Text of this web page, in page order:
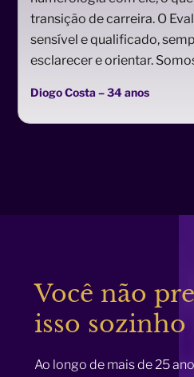
transição de carreira. O
sensível e qualificado,
esclarecer e orientar.
Diogo Costa – 34 anos
Você não
isso sozinho
Ao longo de mais de 25